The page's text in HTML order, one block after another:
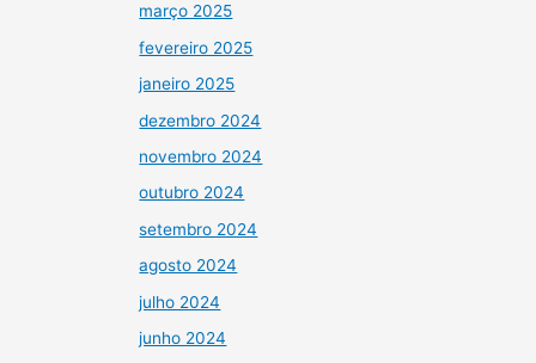
março 2025
fevereiro 2025
janeiro 2025
dezembro 2024
novembro 2024
outubro 2024
setembro 2024
agosto 2024
julho 2024
junho 2024